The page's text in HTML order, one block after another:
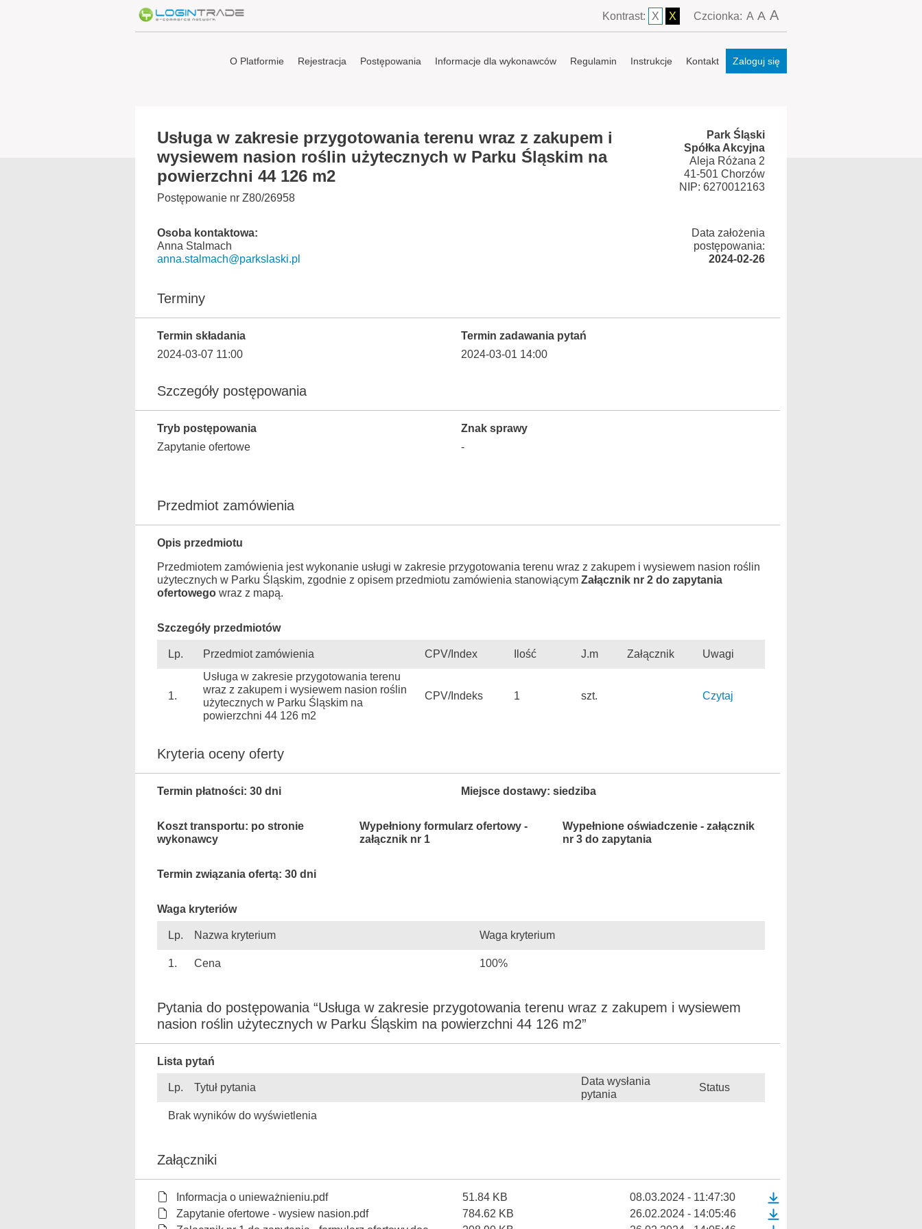
Kontrast: X X Czcionka: A A A
O Platformie Rejestracja Postępowania Informacje dla wykonawców Regulamin Instrukcje Kontakt Zaloguj się
Usługa w zakresie przygotowania terenu wraz z zakupem i
wysiewem nasion roślin użytecznych w Parku Śląskim na
powierzchni 44 126 m2
Postępowanie nr Z80/26958
Osoba kontaktowa:
Anna Stalmach
anna.stalmach@parkslaski.pl
Park Śląski
Spółka Akcyjna
Aleja Różana 2
41-501 Chorzów
NIP: 6270012163
Data założenia
postępowania:
2024-02-26
Terminy
Termin składania
2024-03-07 11:00
Termin zadawania pytań
2024-03-01 14:00
Szczegóły postępowania
Tryb postępowania
Zapytanie ofertowe
Znak sprawy
-
Przedmiot zamówienia
Opis przedmiotu
Przedmiotem zamówienia jest wykonanie usługi w zakresie przygotowania terenu wraz z zakupem i wysiewem nasion roślin
użytecznych w Parku Śląskim, zgodnie z opisem przedmiotu zamówienia stanowiącym Załącznik nr 2 do zapytania
ofertowego wraz z mapą.
Szczegóły przedmiotów
Lp. Przedmiot zamówienia CPV/Index Ilość J.m Załącznik Uwagi
1.
Usługa w zakresie przygotowania terenu
wraz z zakupem i wysiewem nasion roślin
użytecznych w Parku Śląskim na
powierzchni 44 126 m2
CPV/Indeks 1 szt. Czytaj
Kryteria oceny oferty
Termin płatności: 30 dni Miejsce dostawy: siedziba
Koszt transportu: po stronie
wykonawcy
Wypełniony formularz ofertowy -
załącznik nr 1
Wypełnione oświadczenie - załącznik
nr 3 do zapytania
Termin związania ofertą: 30 dni
Waga kryteriów
Lp. Nazwa kryterium Waga kryterium
1. Cena 100%
Pytania do postępowania “Usługa w zakresie przygotowania terenu wraz z zakupem i wysiewem
nasion roślin użytecznych w Parku Śląskim na powierzchni 44 126 m2”
Lista pytań
Lp. Tytuł pytania
Data wysłania
pytania
Status
Brak wyników do wyświetlenia
Załączniki
Informacja o unieważnieniu.pdf 51.84 KB
08.03.2024 - 11:47:30
Zapytanie ofertowe - wysiew nasion.pdf
784.62 KB
26.02.2024 - 14:05:46